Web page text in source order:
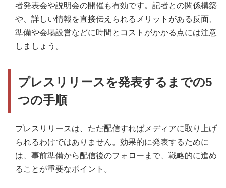
者発表会や説明会の開催も有効です。記者との関係構築
や、詳しい情報を直接伝えられるメリットがある反面、
準備や会場設営などに時間とコストがかかる点には注意
しましょう。
プレスリリースを発表するまでの5
つの手順
プレスリリースは、ただ配信すればメディアに取り上げ
られるわけではありません。効果的に発表するために
は、事前準備から配信後のフォローまで、戦略的に進め
ることが重要なポイント。